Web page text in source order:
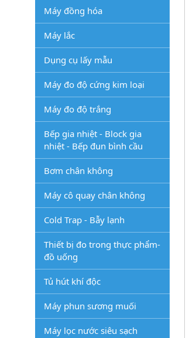
Máy đồng hóa
Máy lắc
Dụng cụ lấy mẫu
Máy đo độ cứng kim loại
Máy đo độ trắng
Bếp gia nhiệt - Block gia
nhiệt - Bếp đun bình cầu
Bơm chân không
Máy cô quay chân không
Cold Trap - Bẫy lạnh
Thiết bị đo trong thực phẩm-
đồ uống
Tủ hút khí độc
Máy phun sương muối
Máy lọc nước siêu sạch